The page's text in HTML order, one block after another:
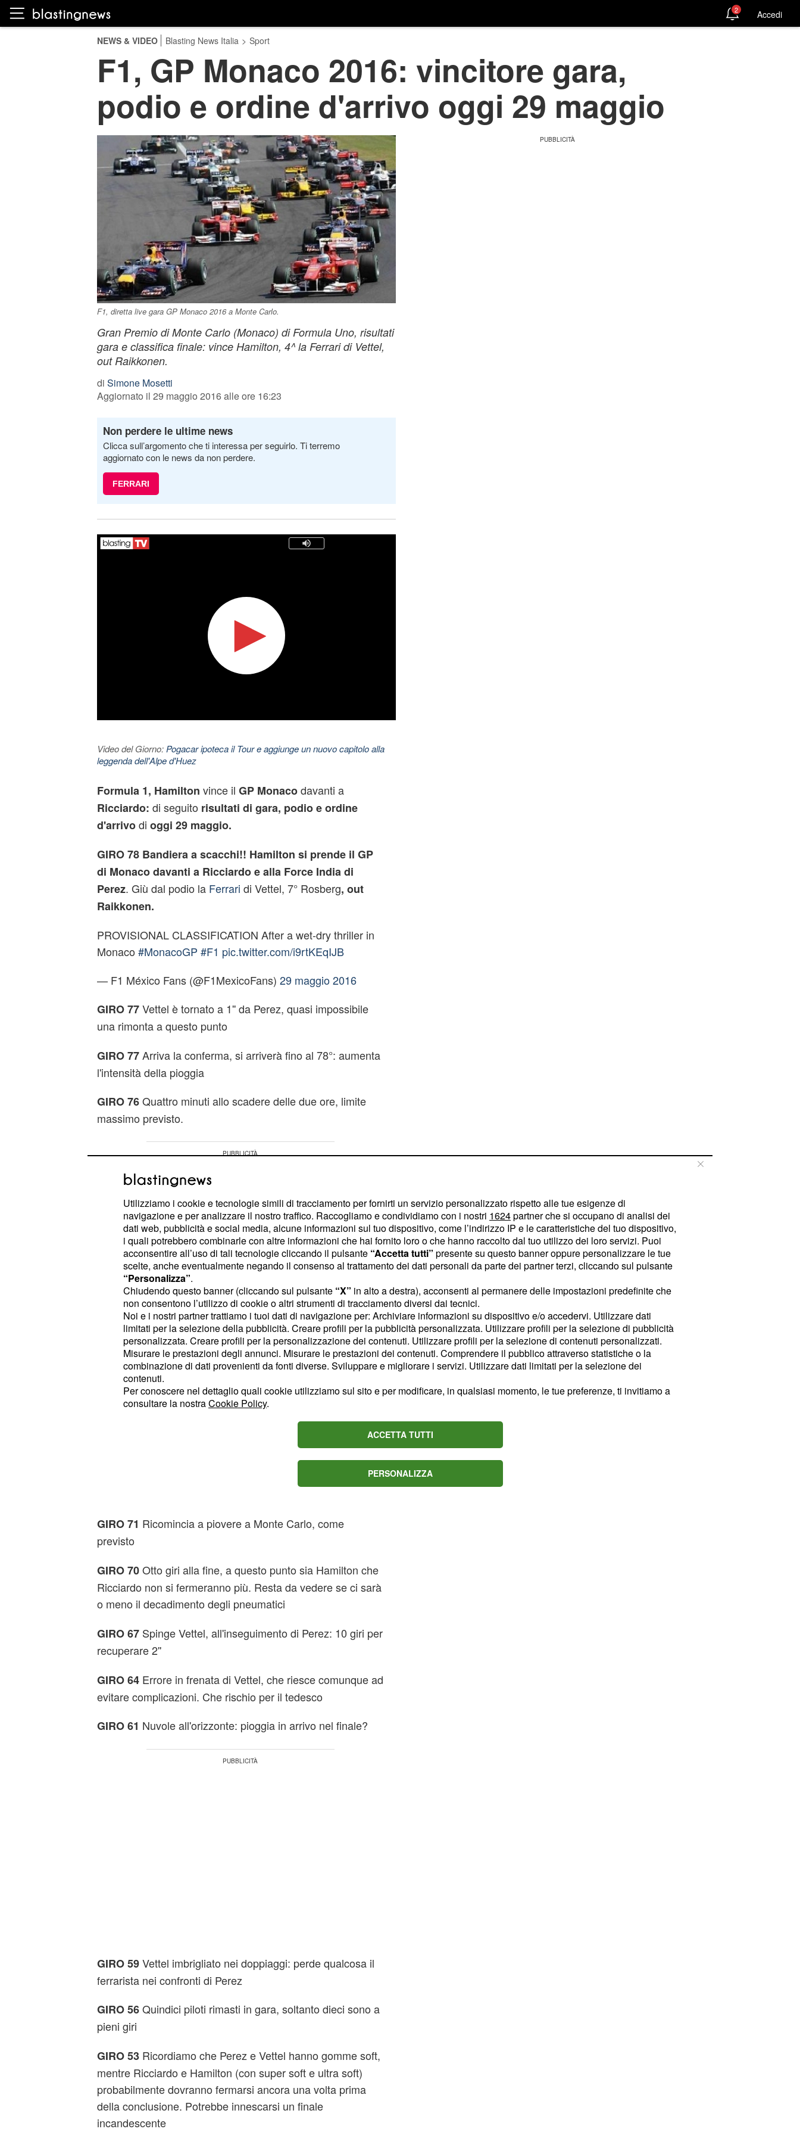
2 Accedi
NEWS & VIDEO Blasting News Italia > Sport
F1, GP Monaco 2016: vincitore gara,
podio e ordine d'arrivo oggi 29 maggio
F1, diretta live gara GP Monaco 2016 a Monte Carlo.
Gran Premio di Monte Carlo (Monaco) di Formula Uno, risultati
gara e classifica finale: vince Hamilton, 4^ la Ferrari di Vettel,
out Raikkonen.
di Simone Mosetti
Aggiornato il 29 maggio 2016 alle ore 16:23
Non perdere le ultime news
Clicca sull’argomento che ti interessa per seguirlo. Ti terremo
aggiornato con le news da non perdere.
FERRARI
Video del Giorno: Pogacar ipoteca il Tour e aggiunge un nuovo capitolo alla
leggenda dell'Alpe d'Huez
Formula 1, Hamilton vince il GP Monacodavanti a
Ricciardo: di seguito risultati di gara, podio e ordine
d'arrivodi oggi 29 maggio.
GIRO 78 Bandiera a scacchi!! Hamilton si prende il GP
di Monaco davanti a Ricciardo e alla Force India di
Perez. Giù dal podio la Ferrari di Vettel, 7° Rosberg, out
Raikkonen.
PROVISIONAL CLASSIFICATION After a wet-dry thriller in
Monaco #MonacoGP #F1 pic.twitter.com/i9rtKEqIJB
— F1 México Fans (@F1MexicoFans) 29 maggio 2016
GIRO 77Vettel è tornato a 1'' da Perez, quasi impossibile
una rimonta a questo punto
GIRO 77Arriva la conferma, si arriverà fino al 78°: aumenta
l'intensità della pioggia
GIRO 76Quattro minuti allo scadere delle due ore, limite
massimo previsto.
Si potrebbe chiudere un giro prima dei 78 totali
GIRO 75Ricciardo sembra aver mollato la presa, Hamilton
ha la grande chance di riaprire il Mondiale
GIRO 71 Ricomincia a piovere a Monte Carlo, come
previsto
GIRO 70Otto giri alla fine, a questo punto sia Hamilton che
Ricciardo non si fermeranno più. Resta da vedere se ci sarà
o meno il decadimento degli pneumatici
GIRO 67 Spinge Vettel, all'inseguimento di Perez: 10 giri per
recuperare 2''
GIRO 64Errore in frenata di Vettel, che riesce comunque ad
evitare complicazioni. Che rischio per il tedesco
GIRO 61 Nuvole all'orizzonte: pioggia in arrivo nel finale?
GIRO 59Vettel imbrigliato nei doppiaggi: perde qualcosa il
ferrarista nei confronti di Perez
GIRO 56Quindici piloti rimasti in gara, soltanto dieci sono a
pieni giri
GIRO 53 Ricordiamo che Perez e Vettel hanno gomme soft,
mentre Ricciardo e Hamilton (con super soft e ultra soft)
probabilmente dovranno fermarsi ancora una volta prima
della conclusione. Potrebbe innescarsi un finale
incandescente
Utilizziamo i cookie e tecnologie simili di tracciamento per fornirti un servizio personalizzato rispetto alle tue esigenze di
navigazione e per analizzare il nostro traffico. Raccogliamo e condividiamo con i nostri 1624partner che si occupano di analisi dei
dati web, pubblicità e social media, alcune informazioni sul tuo dispositivo, come l’indirizzo IP e le caratteristiche del tuo dispositivo,
i quali potrebbero combinarle con altre informazioni che hai fornito loro o che hanno raccolto dal tuo utilizzo dei loro servizi. Puoi
acconsentire all’uso di tali tecnologie cliccando il pulsante “Accetta tutti” presente su questo banner oppure personalizzare le tue
scelte, anche eventualmente negando il consenso al trattamento dei dati personali da parte dei partner terzi, cliccando sul pulsante
“Personalizza”.
Chiudendo questo banner (cliccando sul pulsante “X” in alto a destra), acconsenti al permanere delle impostazioni predefinite che
non consentono l’utilizzo di cookie o altri strumenti di tracciamento diversi dai tecnici.
Noi e i nostri partner trattiamo i tuoi dati di navigazione per: Archiviare informazioni su dispositivo e/o accedervi. Utilizzare dati
limitati per la selezione della pubblicità. Creare profili per la pubblicità personalizzata. Utilizzare profili per la selezione di pubblicità
personalizzata. Creare profili per la personalizzazione dei contenuti. Utilizzare profili per la selezione di contenuti personalizzati.
Misurare le prestazioni degli annunci. Misurare le prestazioni dei contenuti. Comprendere il pubblico attraverso statistiche o la
combinazione di dati provenienti da fonti diverse. Sviluppare e migliorare i servizi. Utilizzare dati limitati per la selezione dei
contenuti.
Per conoscere nel dettaglio quali cookie utilizziamo sul sito e per modificare, in qualsiasi momento, le tue preferenze, ti invitiamo a
consultare la nostraCookie Policy.
ACCETTA TUTTI
PERSONALIZZA